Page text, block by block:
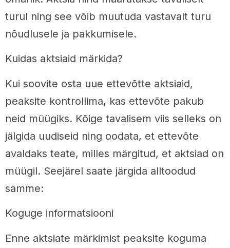
turul ning see võib muutuda vastavalt turu
nõudlusele ja pakkumisele.
Kuidas aktsiaid märkida?
Kui soovite osta uue ettevõtte aktsiaid,
peaksite kontrollima, kas ettevõte pakub
neid müügiks. Kõige tavalisem viis selleks on
jälgida uudiseid ning oodata, et ettevõte
avaldaks teate, milles märgitud, et aktsiad on
müügil. Seejärel saate järgida alltoodud
samme:
Koguge informatsiooni
Enne aktsiate märkimist peaksite koguma